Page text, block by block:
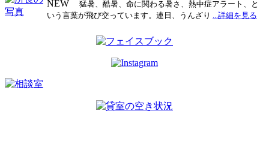
NEW
猛暑、酷暑、命に関わる暑さ、熱中症アラート、と
いう言葉が飛び交っています。連日、うんざり ...詳細を見る